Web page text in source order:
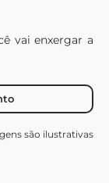
vai enxergar a
são ilustrativas